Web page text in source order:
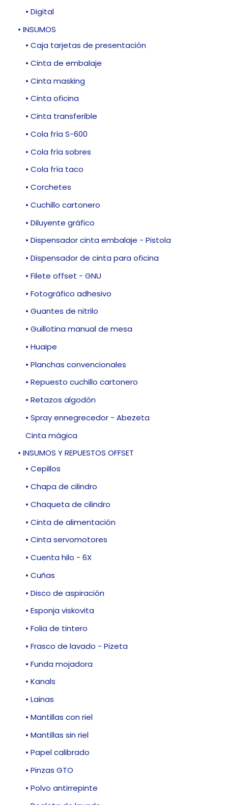
• Digital
• INSUMOS
• Caja tarjetas de presentación
• Cinta de embalaje
• Cinta masking
• Cinta oficina
• Cinta transferible
• Cola fría S-600
• Cola fría sobres
• Cola fría taco
• Corchetes
• Cuchillo cartonero
• Diluyente gráfico
• Dispensador cinta embalaje - Pistola
• Dispensador de cinta para oficina
• Filete offset - GNU
• Fotográfico adhesivo
• Guantes de nitrilo
• Guillotina manual de mesa
• Huaipe
• Planchas convencionales
• Repuesto cuchillo cartonero
• Retazos algodón
• Spray ennegrecedor - Abezeta
Cinta mágica
• INSUMOS Y REPUESTOS OFFSET
• Cepillos
• Chapa de cilindro
• Chaqueta de cilindro
• Cinta de alimentación
• Cinta servomotores
• Cuenta hilo - 6X
• Cuñas
• Disco de aspiración
• Esponja viskovita
• Folia de tintero
• Frasco de lavado - Pizeta
• Funda mojadora
• Kanals
• Lainas
• Mantillas con riel
• Mantillas sin riel
• Papel calibrado
• Pinzas GTO
• Polvo antirrepinte